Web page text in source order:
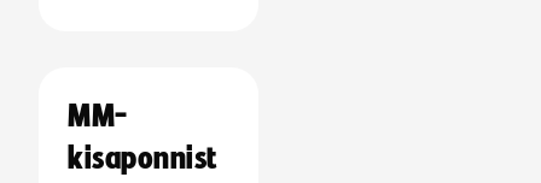
MM-
kisaponnist